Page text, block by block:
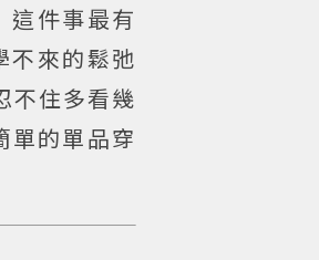
件事最有
不來的鬆弛
不住多看幾
單的單品穿